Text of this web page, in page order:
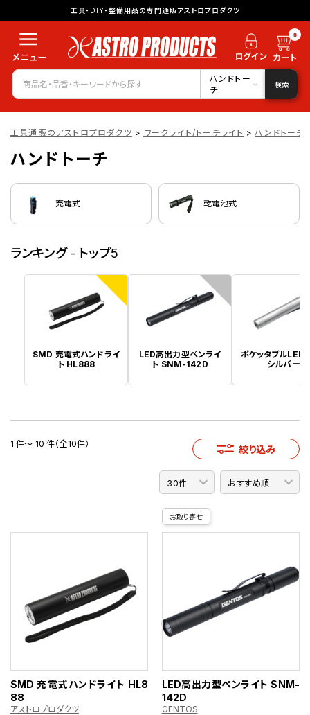
工具・DIY・整備用品の専門通販アストロプロダクツ
0
ハンドトー
チ
検索
工具通販のアストロプロダクツ > ワークライト/トーチライト > ハンドトーチ
ハンドトーチ
充電式 乾電池式
ランキング - トップ5
1
SMD 充電式ハンドライ
ト HL888
2
LED高出力型ペンライ
ト SNM-142D
ポケッタブルLED
シルバー
1 件～ 10 件（全10件） 絞り込み
SMD 充電式ハンドライト HL8
88
アストロプロダクツ
お取り寄せ
LED高出力型ペンライト SNM-
142D
GENTOS